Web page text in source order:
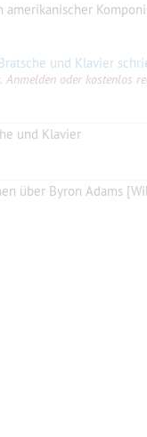
amerikanischer
und Klavier schrieb ich während einer schwierigen Zeit
Anmelden oder kostenlos
und Klavier
über Byron Adams